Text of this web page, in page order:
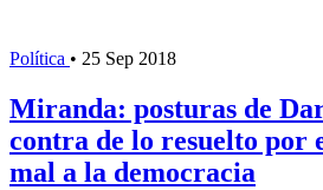
Política • 25 Sep 2018
Miranda: posturas de
contra de lo resuelto por
mal a la democracia